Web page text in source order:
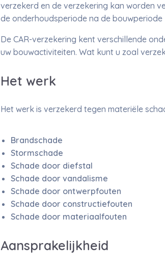
verzekerd en de verzekering kan worden
de onderhoudsperiode na de bouwperiode
De CAR-verzekering kent verschillende
uw bouwactiviteiten. Wat kunt u zoal
Het werk
Het werk is verzekerd tegen materiële
Brandschade
Stormschade
Schade door diefstal
Schade door vandalisme
Schade door ontwerpfouten
Schade door constructiefouten
Schade door materiaalfouten
Aansprakelijkheid